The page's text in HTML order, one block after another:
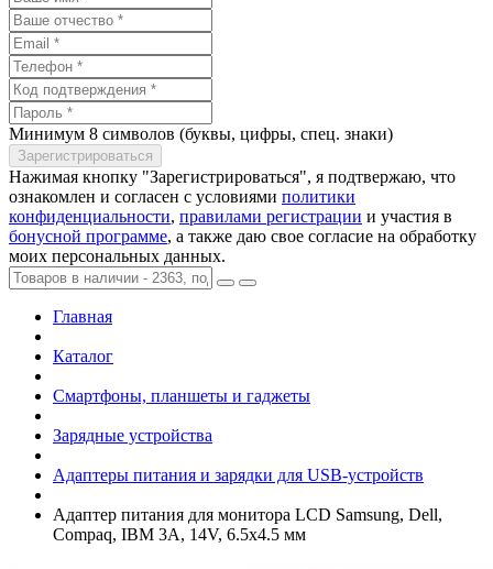
Минимум 8 символов (буквы, цифры, спец. знаки)
Нажимая кнопку "Зарегистрироваться", я подтвержаю, что
ознакомлен и согласен с условиями политики
конфиденциальности, правилами регистрации и участия в
бонусной программе, а также даю свое согласие на обработку
моих персональных данных.
Главная
Каталог
Смартфоны, планшеты и гаджеты
Зарядные устройства
Адаптеры питания и зарядки для USB-устройств
Адаптер питания для монитора LCD Samsung, Dell,
Compaq, IBM 3A, 14V, 6.5х4.5 мм